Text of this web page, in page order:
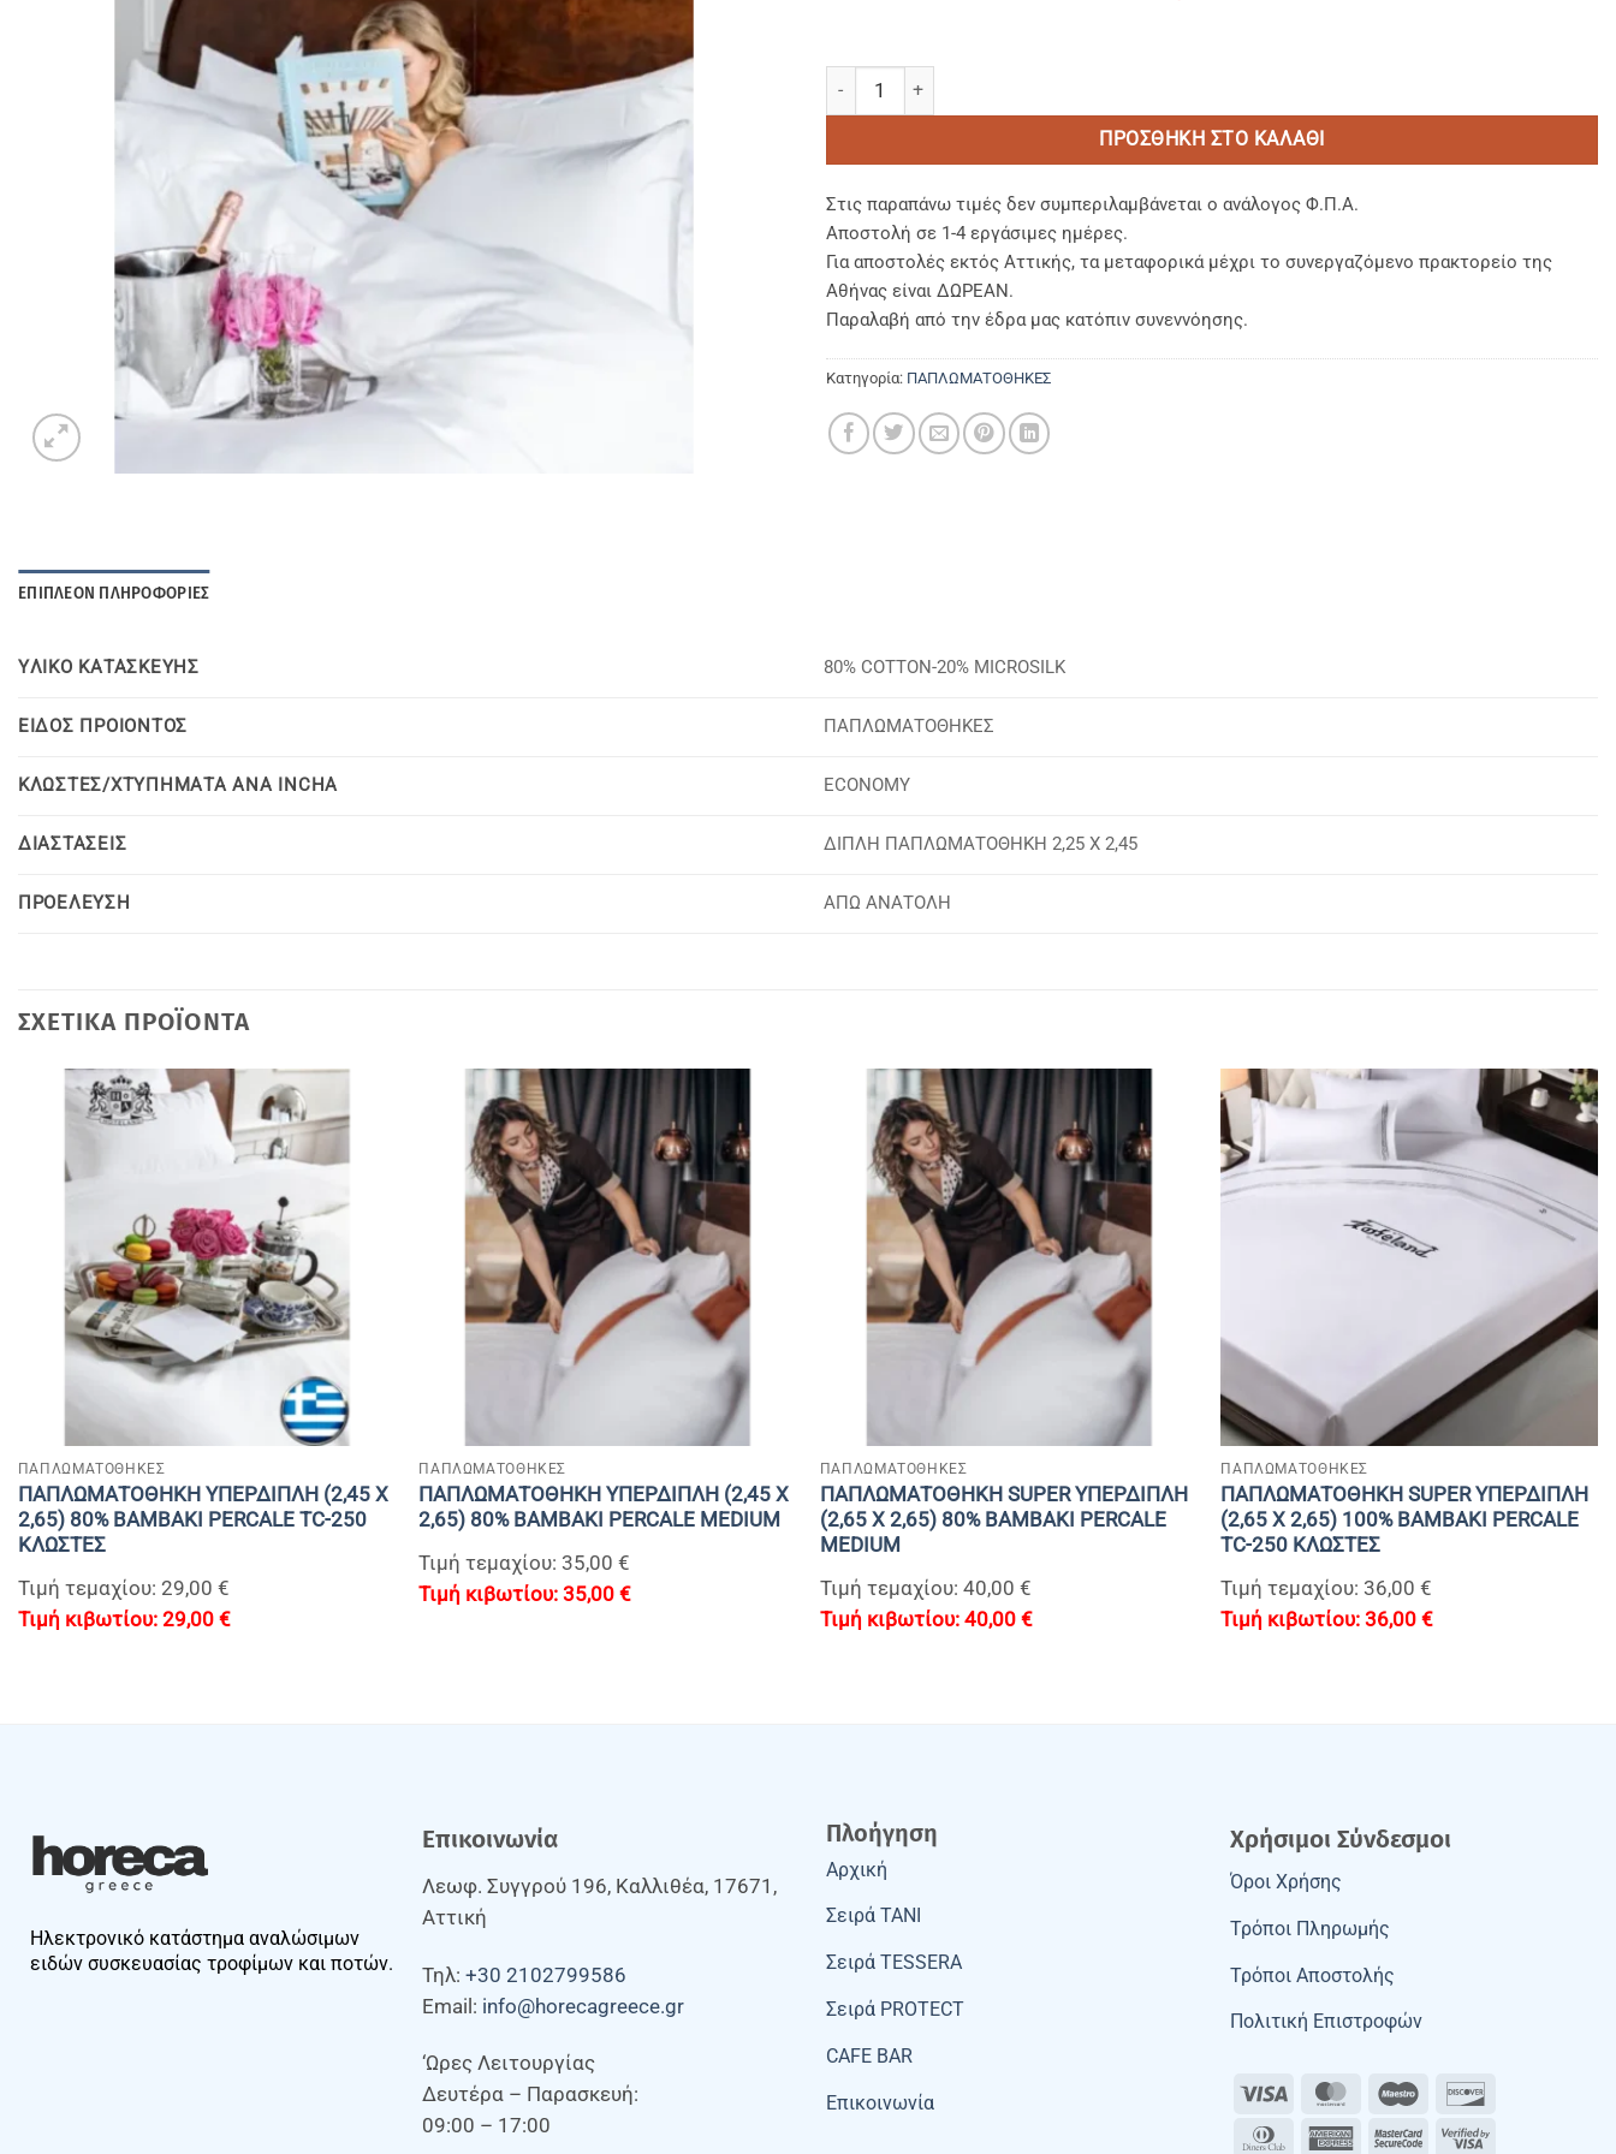
ΠΑΠΛΩΜΑΤΟΘΗΚΗ ΔΙΠΛΗ (2,25 Χ 2,45) 80% BAMBAKI PERCALE ECONOMY ποσότητα
ΠΡΟΣΘΉΚΗ ΣΤΟ ΚΑΛΆΘΙ
Στις παραπάνω τιμές δεν συμπεριλαμβάνεται ο ανάλογος Φ.Π.Α.
Αποστολή σε 1-4 εργάσιμες ημέρες.
Για αποστολές εκτός Αττικής, τα μεταφορικά μέχρι το συνεργαζόμενο πρακτορείο της
Αθήνας είναι ΔΩΡΕΑΝ.
Παραλαβή από την έδρα μας κατόπιν συνεννόησης.
Κατηγορία: ΠΑΠΛΩΜΑΤΟΘΗΚΕΣ
ΕΠΙΠΛΈΟΝ ΠΛΗΡΟΦΟΡΊΕΣ
YΛΙΚΟ KΑΤΑΣΚΕΥΗΣ 80% COTTON-20% MICROSILK
ΕΙΔΟΣ ΠΡΟΙΟΝΤΟΣ ΠΑΠΛΩΜΑΤΟΘΗΚΕΣ
ΚΛΩΣΤΕΣ/ΧΤΥΠΗΜΑΤΑ ΑΝΑ INCHA ECONOMY
ΔΙΑΣΤΑΣΕΙΣ ΔΙΠΛΗ ΠΑΠΛΩΜΑΤΟΘΗΚΗ 2,25 Χ 2,45
ΠΡΟΕΛΕΥΣΗ ΑΠΩ ΑΝΑΤΟΛΗ
ΣΧΕΤΙΚΆ ΠΡΟΪΌΝΤΑ
ΠΑΠΛΩΜΑΤΟΘΗΚΕΣ
ΠΑΠΛΩΜΑΤΟΘΗΚΗ ΥΠΕΡΔΙΠΛΗ (2,45 Χ
2,65) 80% BAMBAKI PERCALE TC-250
ΚΛΩΣΤΕΣ
Τιμή τεμαχίου: 29,00 €
29,00 €
ΠΑΠΛΩΜΑΤΟΘΗΚΕΣ
ΠΑΠΛΩΜΑΤΟΘΗΚΗ ΥΠΕΡΔΙΠΛΗ (2,45 Χ
2,65) 80% BAMBAKI PERCALE MEDIUM
Τιμή τεμαχίου: 35,00 €
35,00€
ΠΑΠΛΩΜΑΤΟΘΗΚΕΣ
ΠΑΠΛΩΜΑΤΟΘΗΚΗ SUPER ΥΠΕΡΔΙΠΛΗ
(2,65 Χ 2,65) 80% BAMBAKI PERCALE
MEDIUM
Τιμή τεμαχίου: 40,00 €
40,00 €
+
ΠΑΠΛΩΜΑΤΟΘΗΚΕΣ
ΠΑΠΛΩΜΑΤΟΘΗΚΗ SUPER ΥΠΕΡΔΙΠΛΗ
(2,65 Χ 2,65) 100% BAMBAKI PERCALE
TC-250 ΚΛΩΣΤΕΣ
Τιμή τεμαχίου: 36,00 €
36,00€
Ηλεκτρονικό κατάστημα αναλώσιμων
ειδών συσκευασίας τροφίμων και ποτών.
Επικοινωνία
Λεωφ. Συγγρού 196, Καλλιθέα, 17671,
Αττική
Τηλ: +30 2102799586
Email: info@horecagreece.gr
‘Ωρες Λειτουργίας
Δευτέρα – Παρασκευή:
09:00 – 17:00
Πλοήγηση
Αρχική
Σειρά TANI
Σειρά TESSERA
Σειρά PROTECT
CAFE BAR
Επικοινωνία
Χρήσιμοι Σύνδεσμοι
Όροι Χρήσης
Τρόποι Πληρωμής
Τρόποι Αποστολής
Πολιτική Επιστροφών
Visa MasterCardMaestro
Dinners AmericanMasterCard
Visa